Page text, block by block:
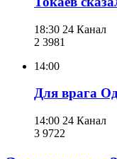
18:30 24 Канал
2 3981
14:00
Для врага
14:00 24 Канал
3 9722